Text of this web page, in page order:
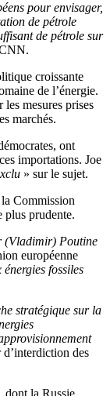
pour envisager,
de pétrole
de pétrole sur
croissante
de l’énergie.
les mesures prises
marchés.
ont
importations. Joe
» sur le sujet.
Commission
plus prudente.
(Vladimir) Poutine
européenne
fossiles
stratégique sur la
des